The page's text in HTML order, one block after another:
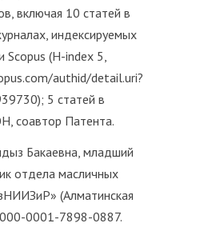
включая 10 статей в
индексируемых
Scopus (H-index 5,
authid/detail.uri?
5 статей в
соавтор Патента.
Бакаевна, младший
отдела масличных
(Алматинская
0001-7898-0887.